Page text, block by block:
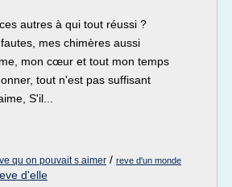
autres à qui tout réussi ?
mes chimères aussi
mon cœur et tout mon temps
tout n'est pas suffisant
S'il...
qu on pouvait s aimer / reve d'un monde
d'elle